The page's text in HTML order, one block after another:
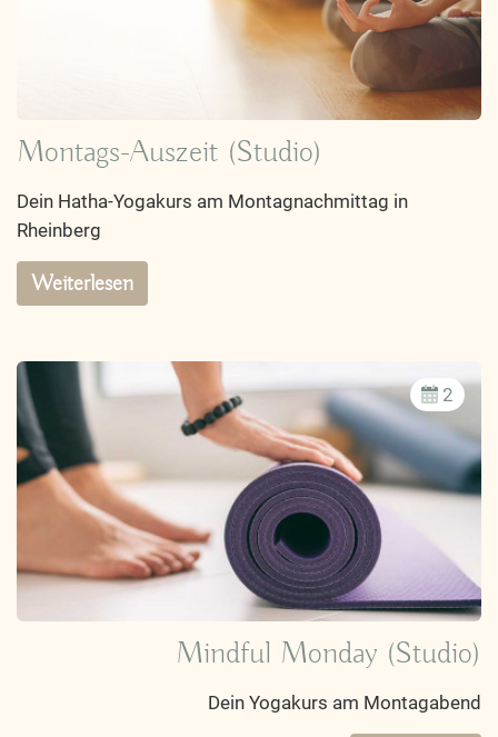
Montags-Auszeit (Studio)
Dein Hatha-Yogakurs am Montagnachmittag in
Rheinberg
Weiterlesen
2
Mindful Monday (Studio)
Dein Yogakurs am Montagabend